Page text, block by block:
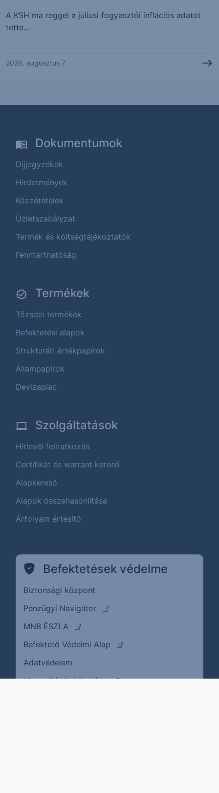
A KSH ma reggel a júliusi fogyasztói inflációs adatot
tette...
2026. augusztus 7.
Dokumentumok
Díjjegyzékek
Hirdetmények
Közzétételek
Üzletszabályzat
Termék és költségtájékoztatók
Fenntarthatóság
Termékek
Tőzsdei termékek
Befektetési alapok
Strukturált értékpapírok
Állampapírok
Devizapiac
Szolgáltatások
Hírlevél feliratkozás
Certifikát és warrant kereső
Alapkereső
Alapok összehasonlítása
Árfolyam értesítő
Befektetések védelme
Biztonsági központ
Pénzügyi Navigátor
(külső oldalra ugrik)
MNB ÉSZLA
(külső oldalra ugrik)
Befektető Védelmi Alap
(külső oldalra ugrik)
Adatvédelem
Visszaélés bejelentése(külső oldalra ugrik)